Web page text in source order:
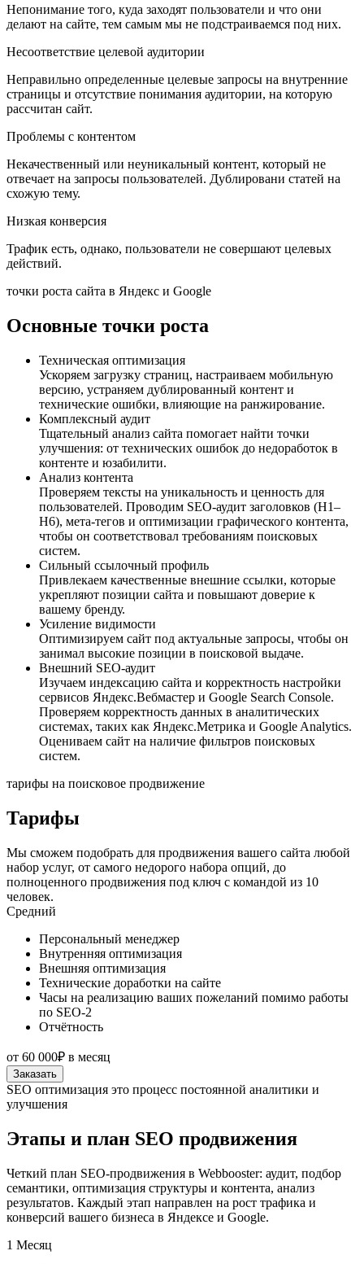
Непонимание того, куда заходят пользователи и что они
делают на сайте, тем самым мы не подстраиваемся под них.
Несоответствие целевой аудитории
Неправильно определенные целевые запросы на внутренние
страницы и отсутствие понимания аудитории, на которую
рассчитан сайт.
Проблемы с контентом
Некачественный или неуникальный контент, который не
отвечает на запросы пользователей. Дублировани статей на
схожую тему.
Низкая конверсия
Трафик есть, однако, пользователи не совершают целевых
действий.
точки роста сайта в Яндекс и Google
Основные точки роста
Техническая оптимизация
Ускоряем загрузку страниц, настраиваем мобильную
версию, устраняем дублированный контент и
технические ошибки, влияющие на ранжирование.
Комплексный аудит
Тщательный анализ сайта помогает найти точки
улучшения: от технических ошибок до недоработок в
контенте и юзабилити.
Анализ контента
Проверяем тексты на уникальность и ценность для
пользователей. Проводим SEO-аудит заголовков (H1–
H6), мета-тегов и оптимизации графического контента,
чтобы он соответствовал требованиям поисковых
систем.
Сильный ссылочный профиль
Привлекаем качественные внешние ссылки, которые
укрепляют позиции сайта и повышают доверие к
вашему бренду.
Усиление видимости
Оптимизируем сайт под актуальные запросы, чтобы он
занимал высокие позиции в поисковой выдаче.
Внешний SEO-аудит
Изучаем индексацию сайта и корректность настройки
сервисов Яндекс.Вебмастер и Google Search Console.
Проверяем корректность данных в аналитических
системах, таких как Яндекс.Метрика и Google Analytics.
Оцениваем сайт на наличие фильтров поисковых
систем.
тарифы на поисковое продвижение
Тарифы
Мы сможем подобрать для продвижения вашего сайта любой
набор услуг, от самого недорого набора опций, до
полноценного продвижения под ключ с командой из 10
человек.
Средний
Персональный менеджер
Внутренняя оптимизация
Внешняя оптимизация
Технические доработки на сайте
Часы на реализацию ваших пожеланий помимо работы
по SEO-2
Отчётность
от 60 000₽ в месяц
Заказать
SEO оптимизация это процесс постоянной аналитики и
улучшения
Этапы и план SEO продвижения
Четкий план SEO-продвижения в Webbooster: аудит, подбор
семантики, оптимизация структуры и контента, анализ
результатов. Каждый этап направлен на рост трафика и
конверсий вашего бизнеса в Яндексе и Google.
1 Месяц